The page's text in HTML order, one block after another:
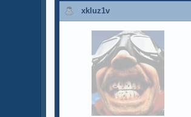
xkluz1v